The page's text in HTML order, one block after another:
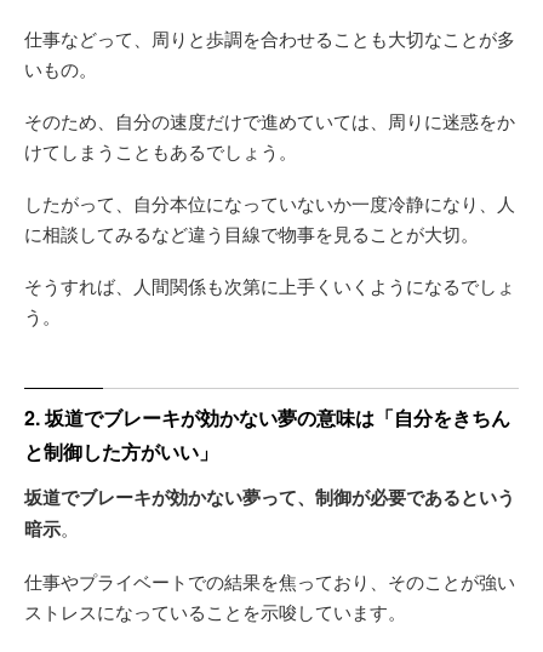
仕事などって、周りと歩調を合わせることも大切なことが多
いもの。
そのため、自分の速度だけで進めていては、周りに迷惑をか
けてしまうこともあるでしょう。
したがって、自分本位になっていないか一度冷静になり、人
に相談してみるなど違う目線で物事を見ることが大切。
そうすれば、人間関係も次第に上手くいくようになるでしょ
う。
2. 坂道でブレーキが効かない夢の意味は「自分をきちん
と制御した方がいい」
坂道でブレーキが効かない夢って、制御が必要であるという
暗示。
仕事やプライベートでの結果を焦っており、そのことが強い
ストレスになっていることを示唆しています。